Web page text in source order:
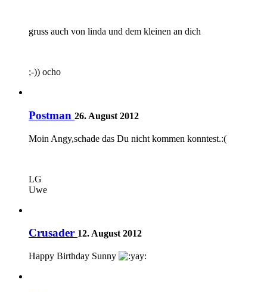
gruss auch von linda und dem kleinen an dich
;-)) ocho
Postman 26. August 2012
Moin Angy,schade das Du nicht kommen konntest.:(
LG
Uwe
Crusader 12. August 2012
Happy Birthday Sunny